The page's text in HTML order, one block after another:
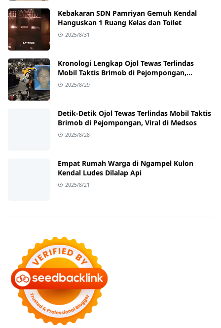
Kebakaran SDN Pamriyan Gemuh Kendal
Hanguskan 1 Ruang Kelas dan Toilet
2025/8/31
Kronologi Lengkap Ojol Tewas Terlindas
Mobil Taktis Brimob di Pejompongan,
Ternyata Sedang Antar Orderan
2025/8/29
Detik-Detik Ojol Tewas Terlindas Mobil Taktis
Brimob di Pejompongan, Viral di Medsos
2025/8/28
Empat Rumah Warga di Ngampel Kulon
Kendal Ludes Dilalap Api
2025/8/21